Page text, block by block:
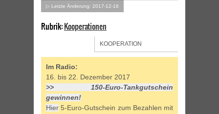
▷ Letzte Änderung: 2017-12-16
Rubrik:Kooperationen
KOOPERATION
Im Radio:
16. bis 22. Dezember 2017
>> 150-Euro-Tankgutschein
gewinnen!
Hier 5-Euro-Gutschein zum Bezahlen mit